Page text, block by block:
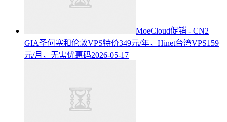
MoeCloud促销 - CN2
GIA圣何塞和伦敦VPS特价349元/年，Hinet台湾VPS159
元/月，无需优惠码2026-05-17